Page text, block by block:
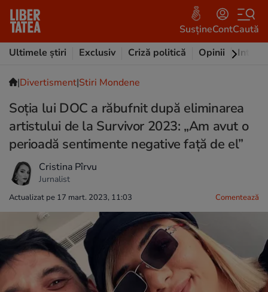
SusțineContCaută
Ultimele știri
Exclusiv Criză politică Opinii
|Divertisment|Stiri Mondene
Soția lui DOC a răbufnit după eliminarea
artistului de la Survivor 2023: „Am avut o
perioadă sentimente negative față de el”
Cristina Pîrvu
Jurnalist
Actualizat pe 17 mart. 2023, 11:03 Comentează